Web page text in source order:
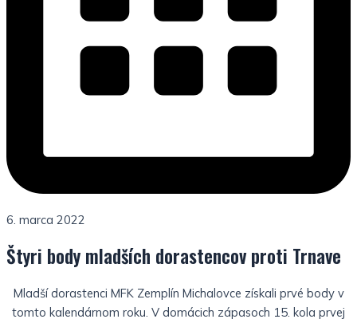
6. marca 2022
Štyri body mladších dorastencov proti Trnave
Mladší dorastenci MFK Zemplín Michalovce získali prvé body v
tomto kalendárnom roku. V domácich zápasoch 15. kola prvej